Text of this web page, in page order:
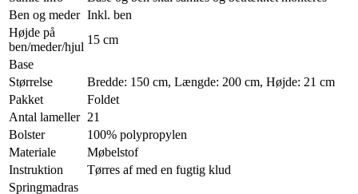
Ben og meder Inkl. ben
Højde på
ben/meder/hjul
15 cm
Base
Størrelse
Bredde: 150 cm, Længde: 200 cm, Højde: 21 cm
Pakket
Foldet
Antal lameller 21
Bolster
100% polypropylen
Materiale
Møbelstof
Instruktion
Tørres af med en fugtig klud
Springmadras